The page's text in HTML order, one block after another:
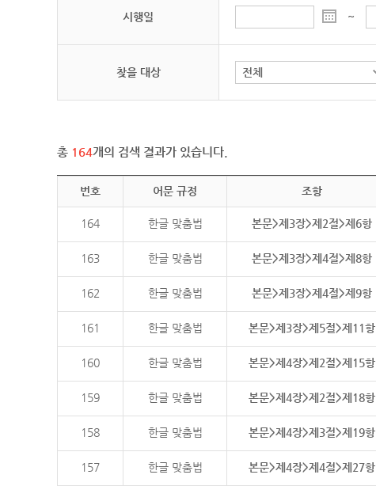
시행일 ~
찾을 대상
총 164개의 검색 결과가 있습니다.
번호 어문 규정 조항
164 한글 맞춤법 본문>제3장>제2절>제6항
163 한글 맞춤법 본문>제3장>제4절>제8항
162 한글 맞춤법 본문>제3장>제4절>제9항
161 한글 맞춤법 본문>제3장>제5절>제11항
160 한글 맞춤법 본문>제4장>제2절>제15항
159 한글 맞춤법 본문>제4장>제2절>제18항
158 한글 맞춤법 본문>제4장>제3절>제19항
157 한글 맞춤법 본문>제4장>제4절>제27항